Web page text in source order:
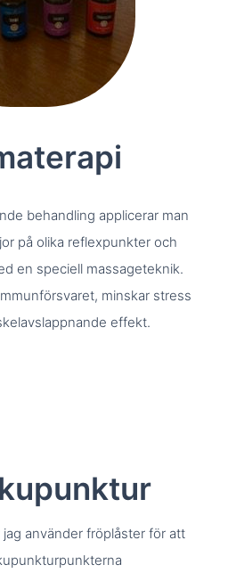
behandling applicerar man
på olika reflexpunkter och
en speciell massageteknik.
minskar stress
effekt.
använder fröplåster för att